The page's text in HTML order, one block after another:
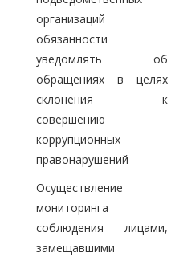
организаций
обязанности
уведомлять об
обращениях в целях
склонения к
совершению
коррупционных
правонарушений
Осуществление
мониторинга
соблюдения лицами,
замещавшими